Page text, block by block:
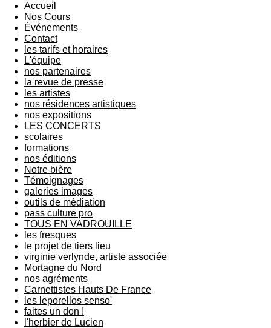
Accueil
Nos Cours
Événements
Contact
les tarifs et horaires
L'équipe
nos partenaires
la revue de presse
les artistes
nos résidences artistiques
nos expositions
LES CONCERTS
scolaires
formations
nos éditions
Notre bière
Témoignages
galeries images
outils de médiation
pass culture pro
TOUS EN VADROUILLE
les fresques
le projet de tiers lieu
virginie verlynde, artiste associée
Mortagne du Nord
nos agréments
Carnettistes Hauts De France
les leporellos senso'
faites un don !
l'herbier de Lucien